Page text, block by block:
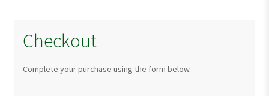
Checkout
Complete your purchase using the form below.